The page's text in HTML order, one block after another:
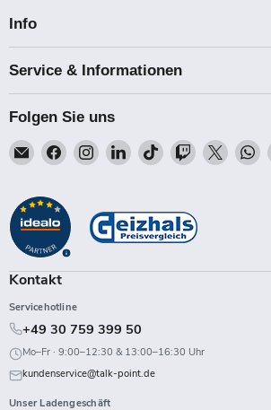
Info
Service & Informationen
Folgen Sie uns
Email
Talk-
Finden
Sie
auf
Facebook
Finden
Sie
auf
Instagram
Finden
Sie
auf
LinkedIn
Finden
Sie
auf
TikTok
Finden
Sie
Twitch
Finden
Sie
Kontakt
Servicehotline
+49 30 759 399 50
Mo–Fr · 9:00–12:30 & 13:00–16:30 Uhr
kundenservice@talk-point.de
Unser Ladengeschäft